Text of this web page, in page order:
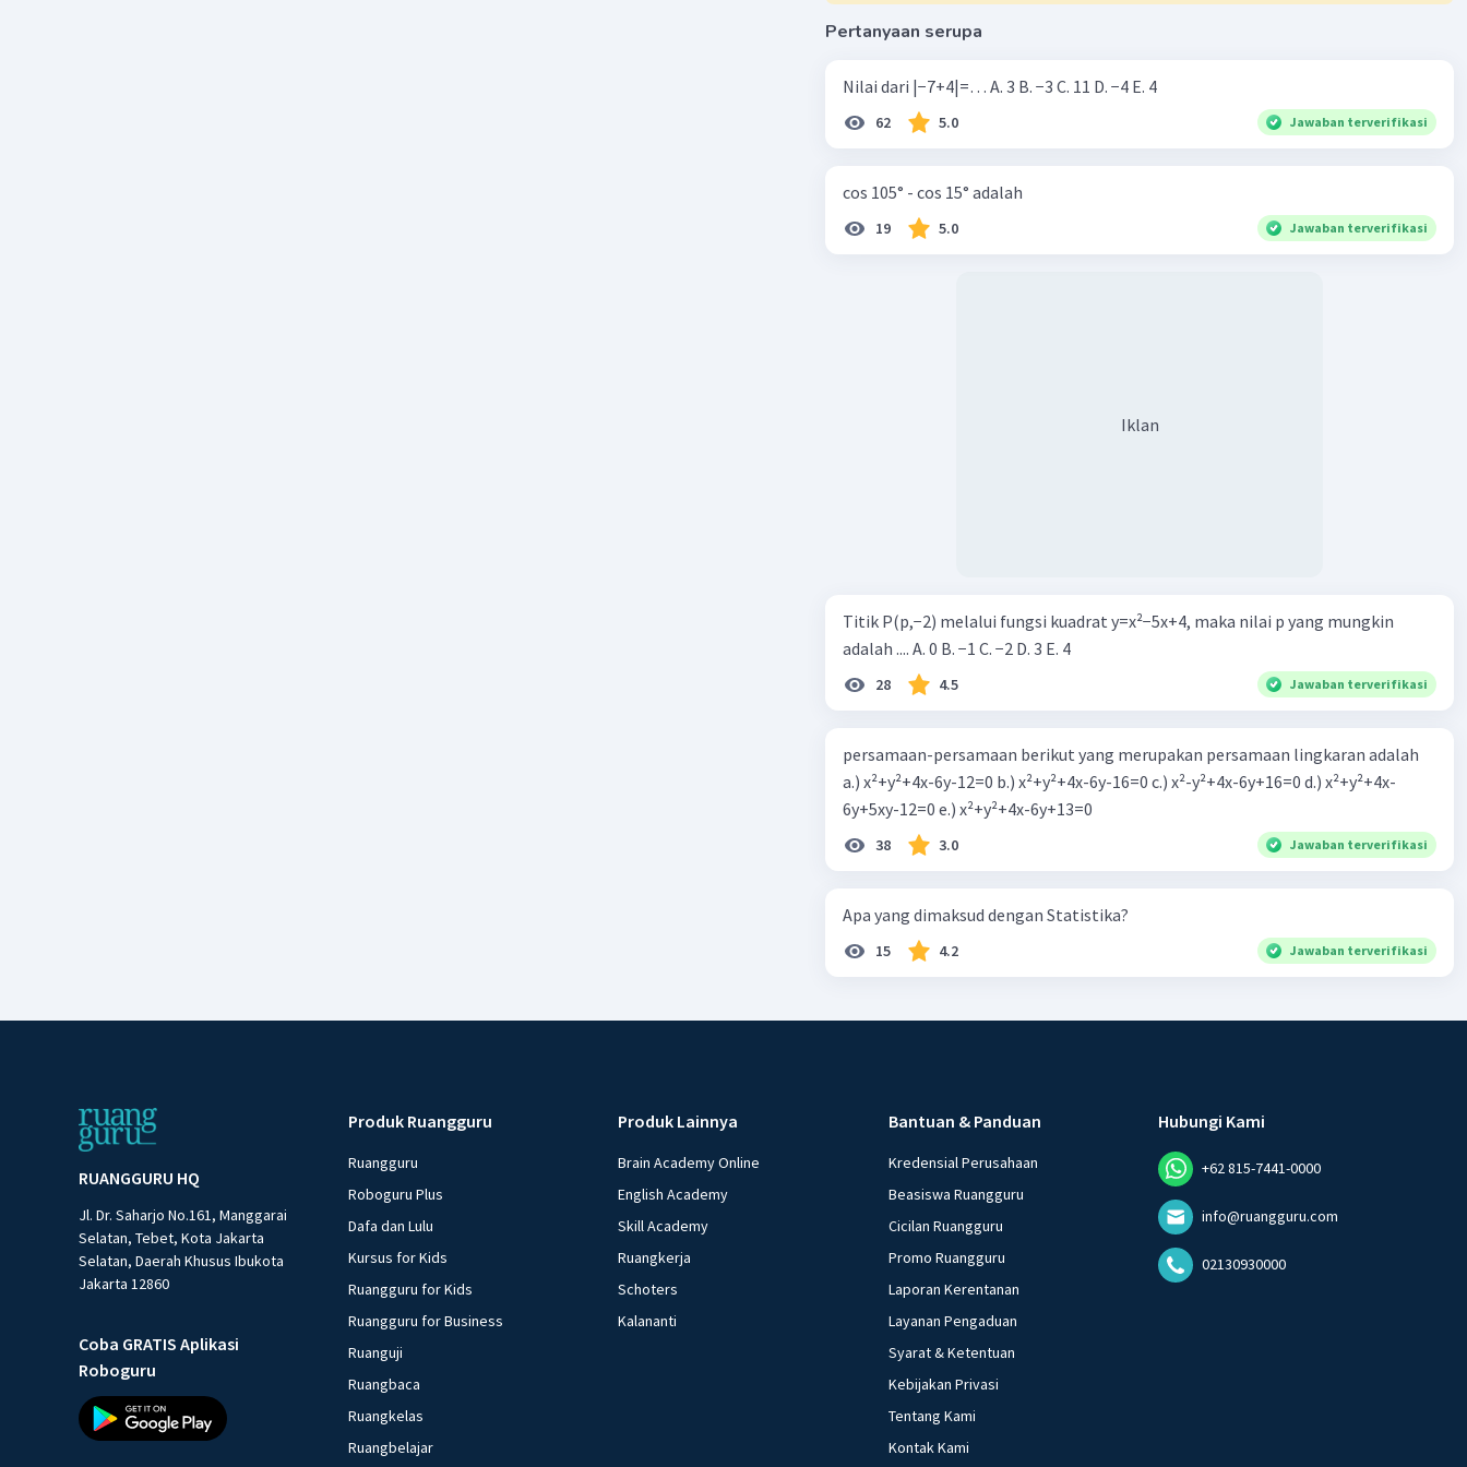
Pertanyaan serupa
Nilai dari |−7+4|=… A. 3 B. −3 C. 11 D. −4 E. 4
62 5.0 Jawaban terverifikasi
cos 105° - cos 15° adalah
19 5.0 Jawaban terverifikasi
Iklan
Titik P(p,−2) melalui fungsi kuadrat y=x²−5x+4, maka nilai p yang mungkin
adalah .... A. 0 B. −1 C. −2 D. 3 E. 4
28 4.5 Jawaban terverifikasi
persamaan-persamaan berikut yang merupakan persamaan lingkaran adalah
a.) x²+y²+4x-6y-12=0 b.) x²+y²+4x-6y-16=0 c.) x²-y²+4x-6y+16=0 d.) x²+y²+4x-
6y+5xy-12=0 e.) x²+y²+4x-6y+13=0
38 3.0 Jawaban terverifikasi
Apa yang dimaksud dengan Statistika?
15 4.2 Jawaban terverifikasi
RUANGGURU HQ
Jl. Dr. Saharjo No.161, Manggarai
Selatan, Tebet, Kota Jakarta
Selatan, Daerah Khusus Ibukota
Jakarta 12860
Coba GRATIS Aplikasi
Roboguru
Produk Ruangguru
Ruangguru
Roboguru Plus
Dafa dan Lulu
Kursus for Kids
Ruangguru for Kids
Ruangguru for Business
Ruanguji
Ruangbaca
Ruangkelas
Ruangbelajar
Produk Lainnya
Brain Academy Online
English Academy
Skill Academy
Ruangkerja
Schoters
Kalananti
Bantuan & Panduan
Kredensial Perusahaan
Beasiswa Ruangguru
Cicilan Ruangguru
Promo Ruangguru
Laporan Kerentanan
Layanan Pengaduan
Syarat & Ketentuan
Kebijakan Privasi
Tentang Kami
Kontak Kami
Hubungi Kami
+62 815-7441-0000
info@ruangguru.com
02130930000